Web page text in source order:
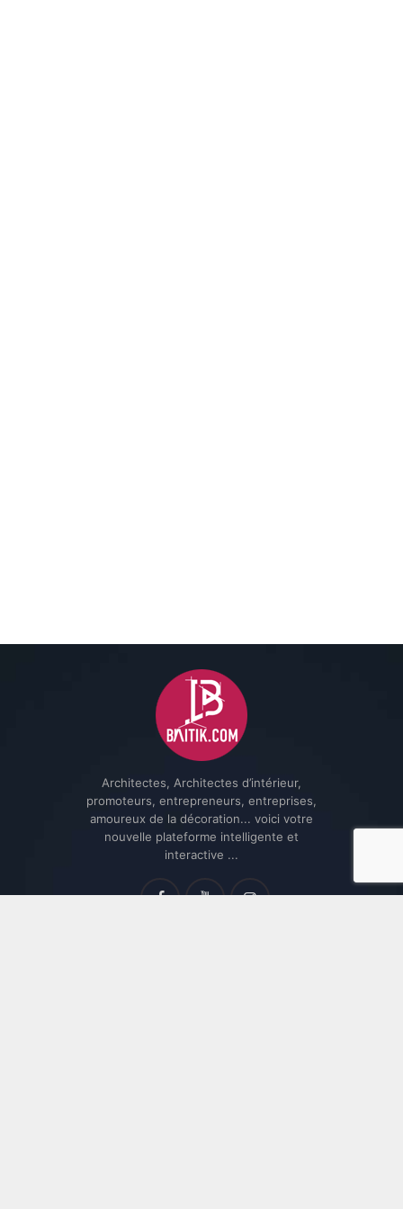
Architectes, Architectes d’intérieur,
promoteurs, entrepreneurs, entreprises,
amoureux de la décoration... voici votre
nouvelle plateforme intelligente et
interactive ...